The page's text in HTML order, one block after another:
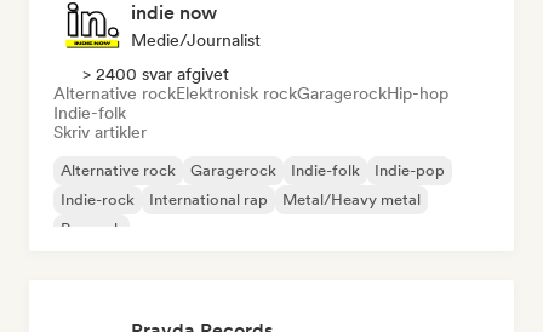
indie now
Medie/journalist
> 2400 svar afgivet
Alternative rockElektronisk rockGaragerockHip-hop
Indie-folk
Skriv artikler
Alternative rock Garagerock Indie-folk
Indie-pop
Indie-rock
International rap
Metal/Heavy metal
Poprock